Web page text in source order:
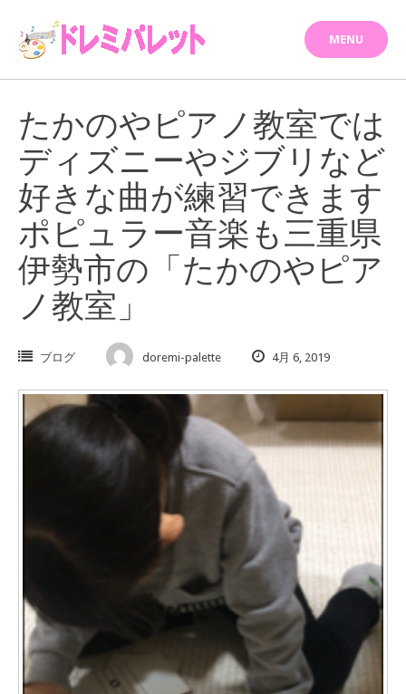
content
MENU
たかのやピアノ教室では
ディズニーやジブリなど
好きな曲が練習できます
ポピュラー音楽も三重県
伊勢市の「たかのやピア
ノ教室」
ブログ doremi-palette 4月 6, 2019